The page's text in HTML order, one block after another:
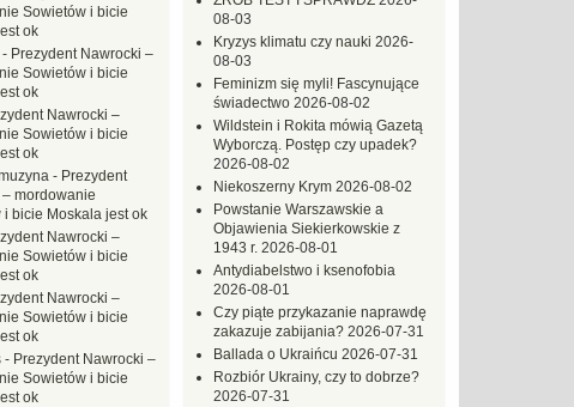
08-03
Kryzys klimatu czy nauki 2026-
08-03
Feminizm się myli! Fascynujące
świadectwo 2026-08-02
Wildstein i Rokita mówią Gazetą
Wyborczą. Postęp czy upadek?
2026-08-02
Niekoszerny Krym 2026-08-02
Powstanie Warszawskie a
Objawienia Siekierkowskie z
1943 r. 2026-08-01
Antydiabelstwo i ksenofobia
2026-08-01
Czy piąte przykazanie naprawdę
zakazuje zabijania? 2026-07-31
Ballada o Ukraińcu 2026-07-31
Rozbiór Ukrainy, czy to dobrze?
2026-07-31
Sowietów i bicie
ok
- Prezydent Nawrocki –
Sowietów i bicie
ok
Nawrocki –
Sowietów i bicie
ok
- Prezydent
mordowanie
i bicie Moskala jest ok
Nawrocki –
Sowietów i bicie
ok
Nawrocki –
Sowietów i bicie
ok
- Prezydent Nawrocki –
Sowietów i bicie
ok